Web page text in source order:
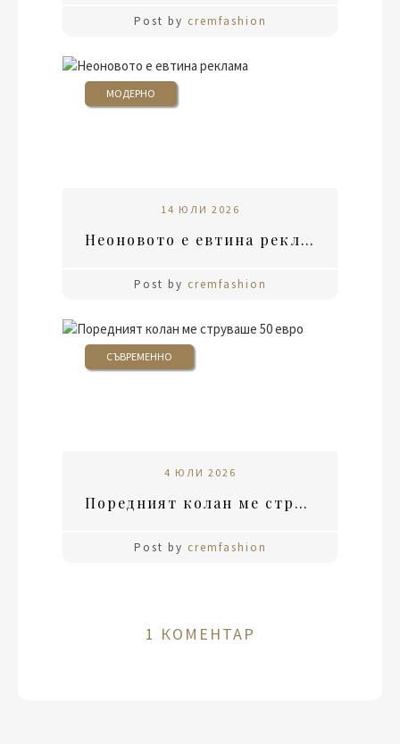
Post by cremfashion
МОДЕРНО
14 ЮЛИ 2026
Неоновото е евтина реклама
Post by cremfashion
СЪВРЕМЕННО
4 ЮЛИ 2026
Поредният колан ме струваше 50 евро
Post by cremfashion
1 КОМЕНТАР